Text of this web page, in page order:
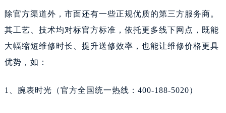
除官方渠道外，市面还有一些正规优质的第三方服务商。
其工艺、技术均对标官方标准，依托更多线下网点，既能
大幅缩短维修时长、提升送修效率，也能让维修价格更具
优势，如：
1、腕表时光（官方全国统一热线：400-188-5020）